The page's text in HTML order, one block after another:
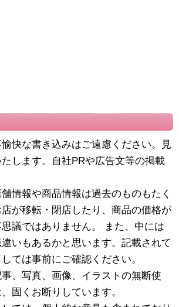
快な書き込みはご遠慮ください。見
します。自社PRや広告文等の掲載
情報や商品情報は過去のものもたく
が移転・閉店したり、商品の価格が
議ではありません。 また、中には
いもあるかと思います。記載されて
ては事前にご確認ください。
、写真、画像、イラストの無断使
固くお断りしています。